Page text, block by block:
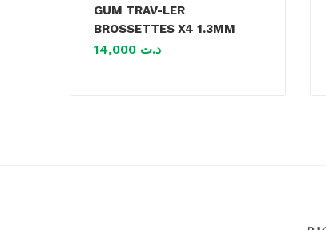
GUM TRAV-LER
BROSSETTES X4 1.3MM
د.ت